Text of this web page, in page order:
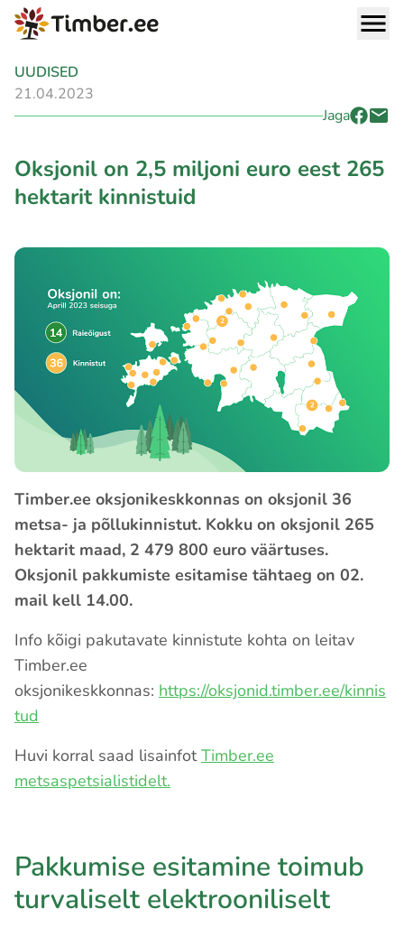
UUDISED
21.04.2023
Jaga
Oksjonil on 2,5 miljoni euro eest 265
hektarit kinnistuid
Timber.ee oksjonikeskkonnas on oksjonil 36
metsa- ja põllukinnistut. Kokku on oksjonil 265
hektarit maad, 2 479 800 euro väärtuses.
Oksjonil pakkumiste esitamise tähtaeg on 02.
mail kell 14.00.
Info kõigi pakutavate kinnistute kohta on leitav
Timber.ee
oksjonikeskkonnas: https://oksjonid.timber.ee/kinnis
tud
Huvi korral saad lisainfotTimber.ee
metsaspetsialistidelt.
Pakkumise esitamine toimub
turvaliselt elektrooniliselt